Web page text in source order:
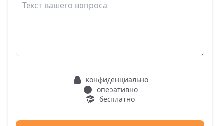
конфиденциально
оперативно
бесплатно